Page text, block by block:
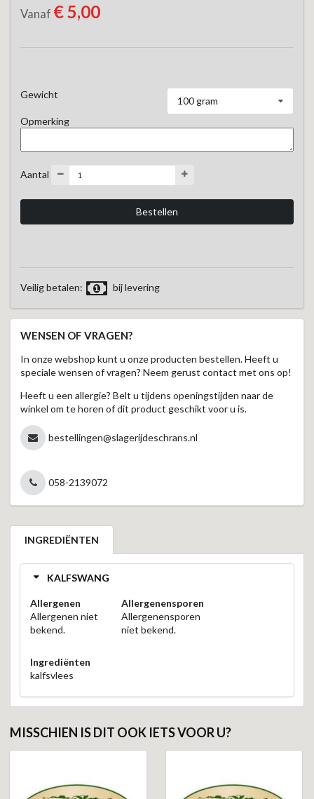
Vanaf € 5,00
Gewicht
100 gram
Opmerking
Aantal
Veilig betalen: bij levering
WENSEN OF VRAGEN?
In onze webshop kunt u onze producten bestellen. Heeft u
speciale wensen of vragen? Neem gerust contact met ons op!
Heeft u een allergie? Belt u tijdens openingstijden naar de
winkel om te horen of dit product geschikt voor u is.
bestellingen@slagerijdeschrans.nl
058-2139072
INGREDIËNTEN
KALFSWANG
Allergenen
Allergenen niet
bekend.
Allergenensporen
Allergenensporen
niet bekend.
Ingrediënten
kalfsvlees
MISSCHIEN IS DIT OOK IETS VOOR U?